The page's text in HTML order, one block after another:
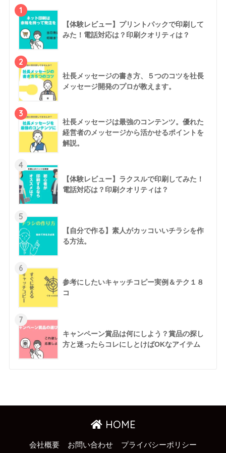
1
【体験レビュー】プリントパックで印刷して
みた！電話対応は？印刷クオリティは？
2
社長メッセージの書き方、５つのコツを社長
メッセージ開発のプロが教えます。
3
社長メッセージは最強のコンテンツ。優れた
経営者のメッセージから活かせるポイントを
解説。
4
【体験レビュー】ラクスルで印刷してみた！
電話対応は？印刷クオリティは？
5
【自分で作る】素人がカッコいいチラシを作
る方法。
6
参考にしたいキャッチコピー実例＆テク１８
コ
7
キャンペーン賞品は何にしよう？賞品の探し
方と迷ったらコレにしとけばOKなアイテム
HOME
会社概要 お問い合わせ プライバシーポリシー